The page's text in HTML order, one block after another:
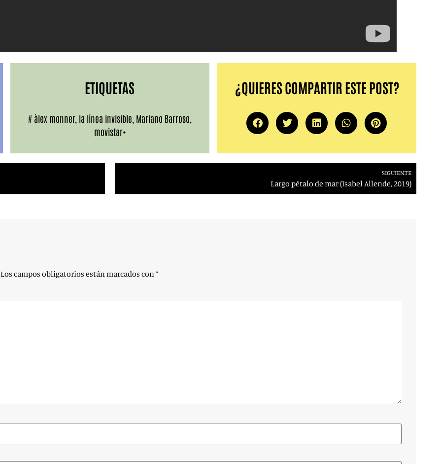
ETIQUETAS
# àlex monner, la línea invisible Mariano Barroso
movistar+
¿QUIERES COMPARTIR ESTE POST?
SIGUIENTE
Largo pétalo de mar (Isabel Allende, 2019)
Los campos obligatorios están marcados con*